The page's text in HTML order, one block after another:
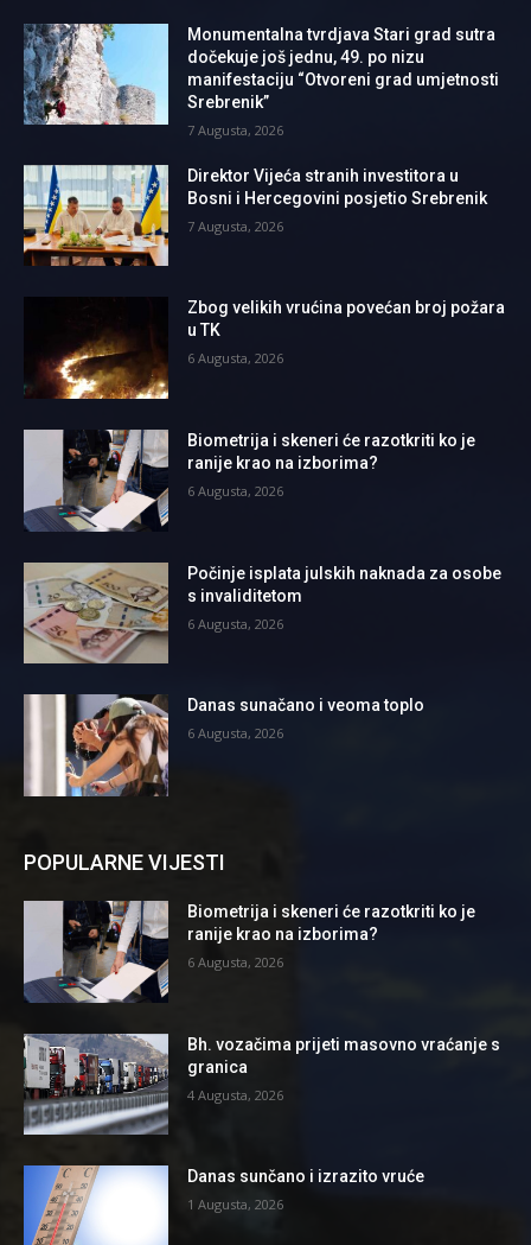
Monumentalna tvrdjava Stari grad sutra
dočekuje još jednu, 49. po nizu
manifestaciju “Otvoreni grad umjetnosti
Srebrenik”
7 Augusta, 2026
Direktor Vijeća stranih investitora u
Bosni i Hercegovini posjetio Srebrenik
7 Augusta, 2026
Zbog velikih vrućina povećan broj požara
u TK
6 Augusta, 2026
Biometrija i skeneri će razotkriti ko je
ranije krao na izborima?
6 Augusta, 2026
Počinje isplata julskih naknada za osobe
s invaliditetom
6 Augusta, 2026
Danas sunačano i veoma toplo
6 Augusta, 2026
POPULARNE VIJESTI
Biometrija i skeneri će razotkriti ko je
ranije krao na izborima?
6 Augusta, 2026
Bh. vozačima prijeti masovno vraćanje s
granica
4 Augusta, 2026
Danas sunčano i izrazito vruće
1 Augusta, 2026